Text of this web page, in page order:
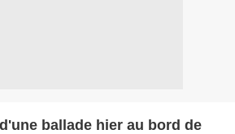
ballade hier au bord de